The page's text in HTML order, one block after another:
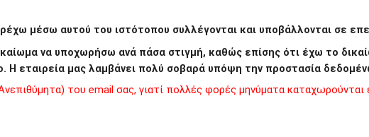
μέσω αυτού του ιστότοπου συλλέγονται και υποβάλλονται σε
να υποχωρήσω ανά πάσα στιγμή, καθώς επίσης ότι έχω το
Η εταιρεία μας λαμβάνει πολύ σοβαρά υπόψη την προστασία
του email σας, γιατί πολλές φορές μηνύματα καταχωρούνται